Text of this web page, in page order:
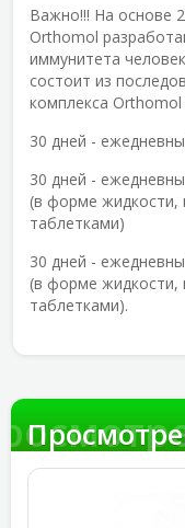
Важно!!! На основе
Orthomol
иммунитета
состоит из
комплекса
30 дней -
30 дней -
(в форме жидкости,
таблетками)
30 дней -
(в форме жидкости,
таблетками).